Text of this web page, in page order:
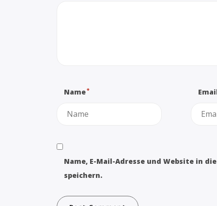
Name*
Name, E-Mail-Adresse und Website in
speichern.